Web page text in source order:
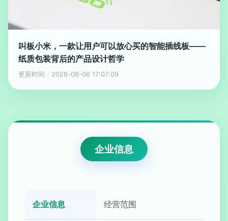
叫板小米，一款让用户可以放心买的智能插线板——
纸质包装背后的产品设计哲学
更新时间：2026-08-06 17:07:09
企业信息
企业信息 经营范围